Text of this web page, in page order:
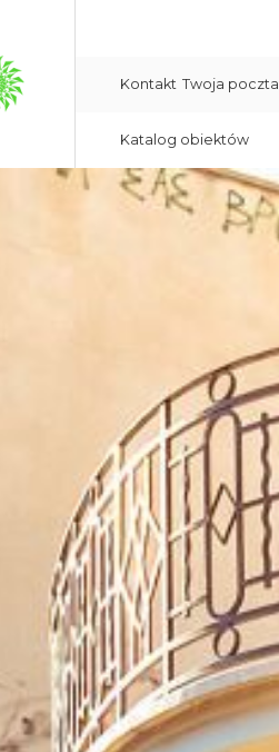
Kontakt Twoja poczta
Katalog obiektów